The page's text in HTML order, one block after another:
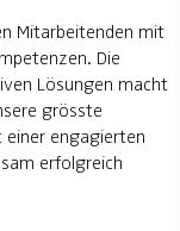
Mitarbeitenden mit
Die
Lösungen macht
grösste
einer engagierten
erfolgreich